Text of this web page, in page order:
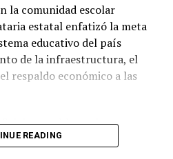
Patronales 2026
de la cabecera
Allende.
a 24 años de edad y una
el lunes 24 de agosto.
a las 19:00 horas en el
la comunidad escolar
estatal enfatizó la meta
educativo del país
de la infraestructura, el
respaldo económico a las
establecen la ruta
niveles de enseñanza en el
READING